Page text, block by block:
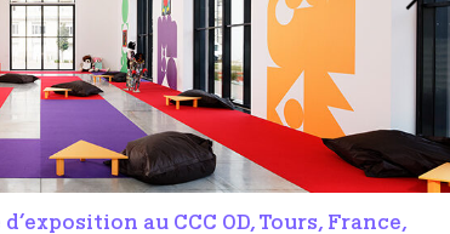
au CCC OD, Tours, France,